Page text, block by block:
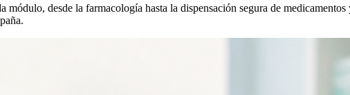
desde la farmacología hasta la dispensación segura de